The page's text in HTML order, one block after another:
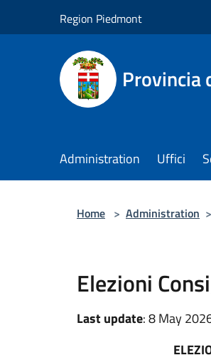
Region Piedmont
Provincia
Administration Uffici
Home > Administration >
Elezioni
Last update: 8 May